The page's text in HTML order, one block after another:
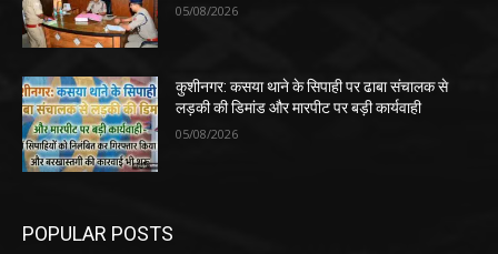
05/08/2026
कुशीनगर: कसया थाने के सिपाही पर ढाबा संचालक से
लड़की की डिमांड और मारपीट पर बड़ी कार्यवाही
05/08/2026
POPULAR POSTS